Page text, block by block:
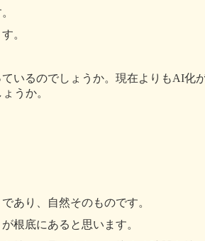
。
いるのでしょうか。現在よりもAI化
うか。
あり、自然そのものです。
根底にあると思います。